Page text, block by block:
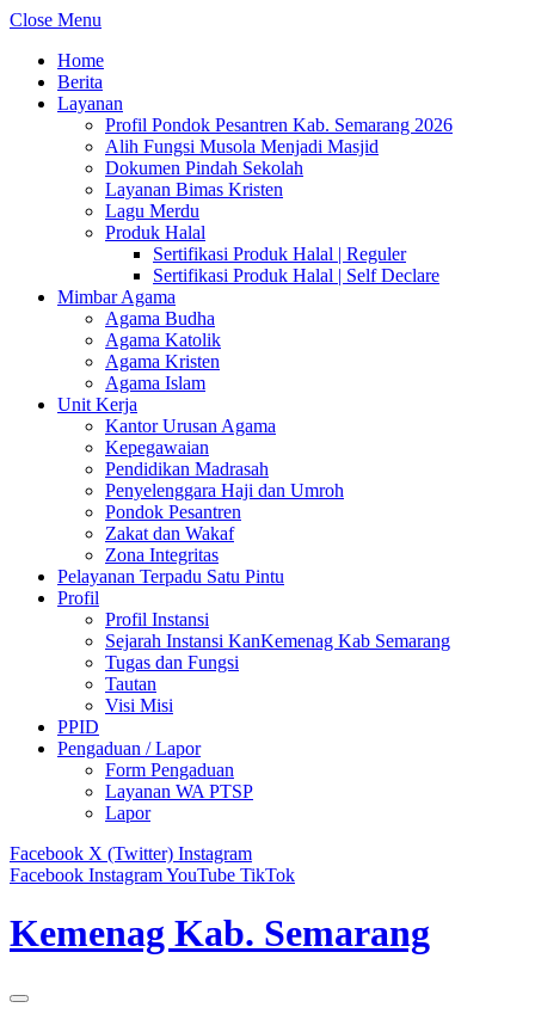
Close Menu
Home
Berita
Layanan
Profil Pondok Pesantren Kab. Semarang 2026
Alih Fungsi Musola Menjadi Masjid
Dokumen Pindah Sekolah
Layanan Bimas Kristen
Lagu Merdu
Produk Halal
Sertifikasi Produk Halal | Reguler
Sertifikasi Produk Halal | Self Declare
Mimbar Agama
Agama Budha
Agama Katolik
Agama Kristen
Agama Islam
Unit Kerja
Kantor Urusan Agama
Kepegawaian
Pendidikan Madrasah
Penyelenggara Haji dan Umroh
Pondok Pesantren
Zakat dan Wakaf
Zona Integritas
Pelayanan Terpadu Satu Pintu
Profil
Profil Instansi
Sejarah Instansi KanKemenag Kab Semarang
Tugas dan Fungsi
Tautan
Visi Misi
PPID
Pengaduan / Lapor
Form Pengaduan
Layanan WA PTSP
Lapor
Facebook X (Twitter) Instagram
Facebook InstagramYouTube TikTok
Kemenag Kab. Semarang